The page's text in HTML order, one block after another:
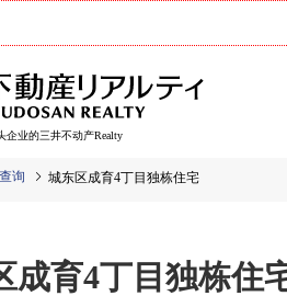
企业的三井不动产Realty
询 城东区成育4丁目独栋住宅
成育4丁目独栋住